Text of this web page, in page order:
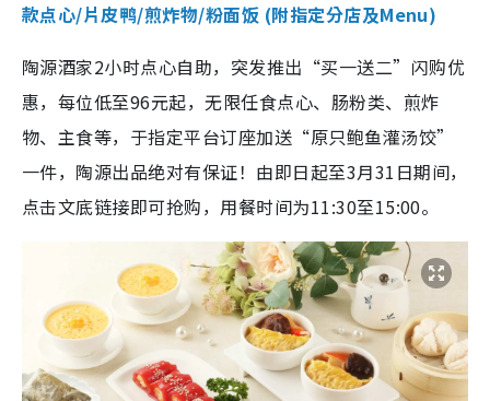
款点心/片皮鸭/煎炸物/粉面饭 (附指定分店及Menu)
陶源酒家2小时点心自助，突发推出“买一送二”闪购优
惠，每位低至96元起，无限任食点心、肠粉类、煎炸
物、主食等，于指定平台订座加送“原只鲍鱼灌汤饺”
一件，陶源出品绝对有保证！由即日起至3月31日期间，
点击文底链接即可抢购，用餐时间为11:30至15:00。